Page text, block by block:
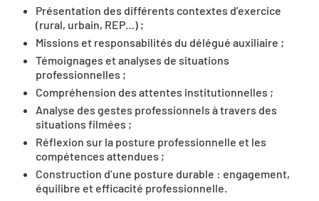
Présentation des différents contextes d’exercice
(rural, urbain, REP…) ;
Missions et responsabilités du délégué auxiliaire ;
Témoignages et analyses de situations
professionnelles ;
Compréhension des attentes institutionnelles ;
Analyse des gestes professionnels à travers des
situations filmées ;
Réflexion sur la posture professionnelle et les
compétences attendues ;
Construction d’une posture durable : engagement,
équilibre et efficacité professionnelle.